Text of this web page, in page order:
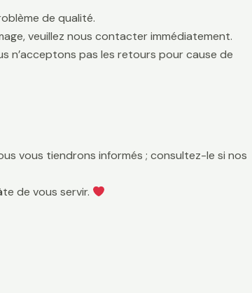
de qualité.
veuillez nous contacter immédiatement.
n’acceptons pas les retours pour cause de
vous tiendrons informés ; consultez-le si nos
de vous servir.